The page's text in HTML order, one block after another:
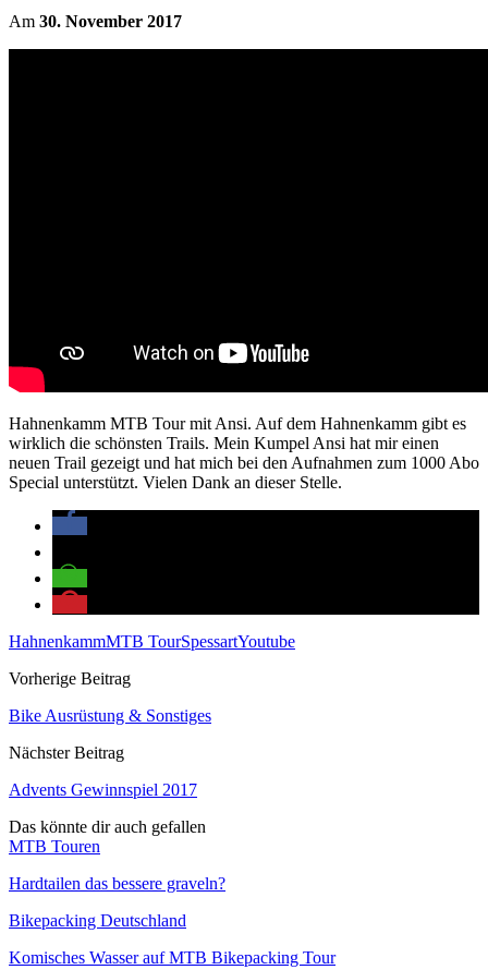
Am 30. November 2017
Hahnenkamm MTB Tour mit Ansi. Auf dem Hahnenkamm gibt es
wirklich die schönsten Trails. Mein Kumpel Ansi hat mir einen
neuen Trail gezeigt und hat mich bei den Aufnahmen zum 1000 Abo
Special unterstützt. Vielen Dank an dieser Stelle.
HahnenkammMTB TourSpessartYoutube
Vorherige Beitrag
Bike Ausrüstung & Sonstiges
Nächster Beitrag
Advents Gewinnspiel 2017
Das könnte dir auch gefallen
MTB Touren
Hardtailen das bessere graveln?
Bikepacking Deutschland
Komisches Wasser auf MTB Bikepacking Tour